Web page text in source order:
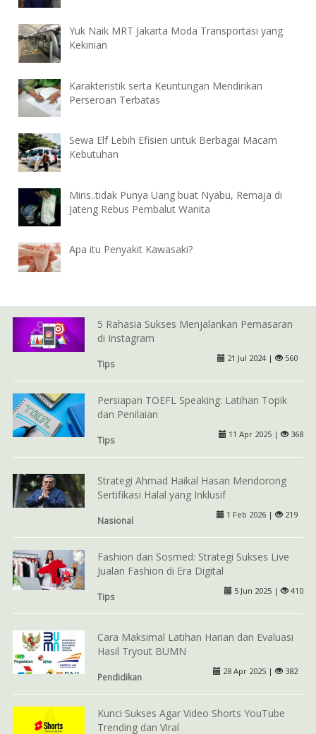
Yuk Naik MRT Jakarta Moda Transportasi yang
Kekinian
Karakteristik serta Keuntungan Mendirikan
Perseroan Terbatas
Sewa Elf Lebih Efisien untuk Berbagai Macam
Kebutuhan
Miris..tidak Punya Uang buat Nyabu, Remaja di
Jateng Rebus Pembalut Wanita
Apa itu Penyakit Kawasaki?
5 Rahasia Sukses Menjalankan Pemasaran
di Instagram
Tips
21 Jul 2024 | 560
Persiapan TOEFL Speaking: Latihan Topik
dan Penilaian
Tips
11 Apr 2025 | 368
Strategi Ahmad Haikal Hasan Mendorong
Sertifikasi Halal yang Inklusif
Nasional
1 Feb 2026 | 219
Fashion dan Sosmed: Strategi Sukses Live
Jualan Fashion di Era Digital
Tips
5 Jun 2025 | 410
Cara Maksimal Latihan Harian dan Evaluasi
Hasil Tryout BUMN
Pendidikan
28 Apr 2025 | 382
Kunci Sukses Agar Video Shorts YouTube
Trending dan Viral